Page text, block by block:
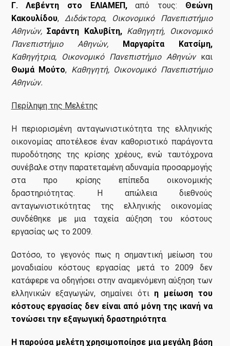
Γ. Λεβέντη στο ΕΛΙΑΜΕΠ,από τους: Θεώνη
Κακουλίδου, Διδάκτορα, Οικονομικό Πανεπιστήμιο
Αθηνών,Σαράντη Καλυβίτη, Καθηγητή, Οικονομικό
Πανεπιστήμιο Αθηνών, Μαργαρίτα Κατσίμη,
Καθηγήτρια, Οικονομικό Πανεπιστήμιο Αθηνών και
Θωμά Μούτο, Καθηγητή, Οικονομικό Πανεπιστήμιο
Αθηνών.
Περίληψη της Μελέτης
Η περιορισμένη ανταγωνιστικότητα της ελληνικής
οικονομίας αποτέλεσε έναν καθοριστικό παράγοντα
πυροδότησης της κρίσης χρέους, ενώ ταυτόχρονα
συνέβαλε στην παρατεταμένη αδυναμία προσαρμογής
στα προ κρίσης επίπεδα οικονομικής
δραστηριότητας. Η απώλεια διεθνούς
ανταγωνιστικότητας της ελληνικής οικονομίας
συνδέθηκε με μια ταχεία αύξηση του κόστους
εργασίας ως το 2009.
Ωστόσο, το γεγονός πως η σημαντική μείωση του
μοναδιαίου κόστους εργασίας μετά το 2009 δεν
κατάφερε να οδηγήσει στην αναμενόμενη αύξηση των
ελληνικών εξαγωγών, σημαίνει ότι η μείωση του
κόστους εργασίας δεν είναι από μόνη της ικανή να
τονώσει την εξαγωγική δραστηριότητα.
Η παρούσα μελέτη χρησιμοποίησε μια μεγάλη βάση